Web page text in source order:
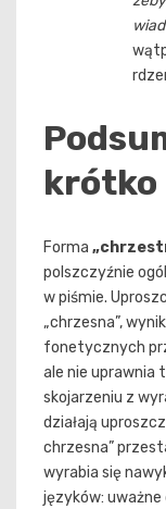
krótko
Forma
polszczyźnie
w piśmie.
„chrzesna”,
fonetycznych
ale nie uprawnia
skojarzeniu z
działają
chrzesna”
wyrabia się
języków: